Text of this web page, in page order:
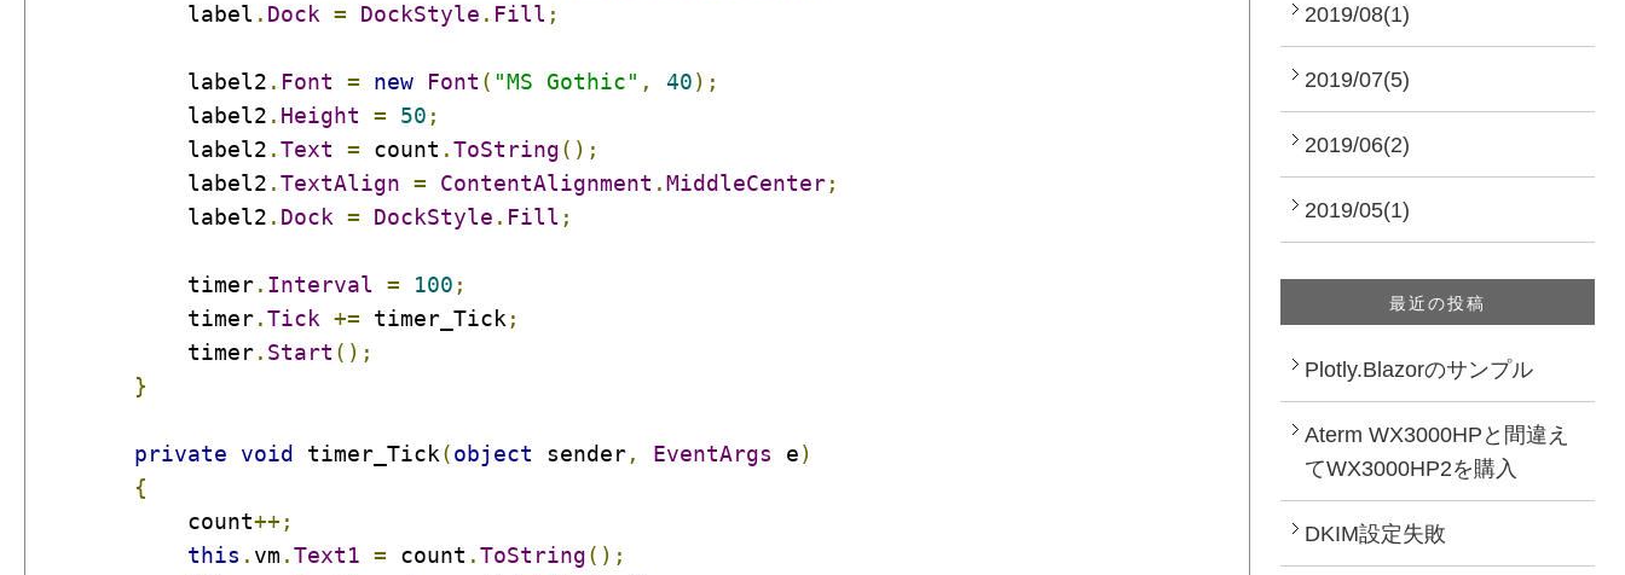
label . Dock = DockStyle . Fill ;
label2 . Font = new Font ( "MS Gothic" , 40);
label2 . Height = 50 ;
label2 .Text = count .ToString();
label2 .TextAlign = ContentAlignment .MiddleCenter;
label2 . Dock = DockStyle . Fill ;
timer. Interval = 100 ;
timer.Tick += timer_Tick ;
timer. Start ();
}
private void timer_Tick(object sender, EventArgs e)
{
count++;
this . vm .Text1 = count .ToString();
2019/08(1)
2019/07(5)
2019/06(2)
2019/05(1)
最近の投稿
Plotly.Blazorのサンプル
Aterm WX3000HPと間違え
てWX3000HP2を購入
DKIM設定失敗